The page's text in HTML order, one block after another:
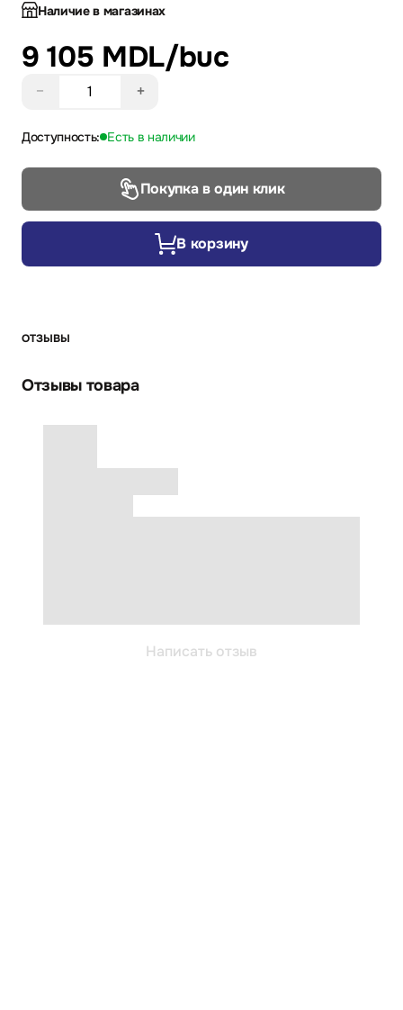
Наличие в магазинах
9 105 MDL/buc
− +
Доступность: Есть в наличии
Покупка в один клик
В корзину
ОТЗЫВЫ
Отзывы товара
Написать отзыв